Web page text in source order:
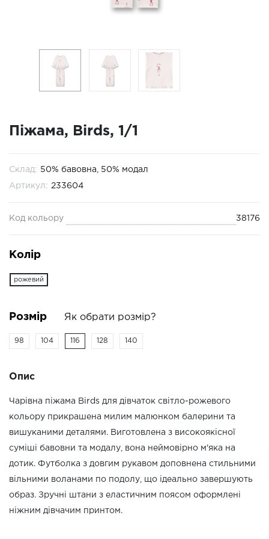
Піжама, Birds, 1/1
Склад: 50% бавовна, 50% модал
Артикул: 233604
Код кольору 38176
Колір
рожевий
Розмір Як обрати розмір?
98 104 116 128 140
Опис
Чарівна піжама Birds для дівчаток світло-рожевого
кольору прикрашена милим малюнком балерини та
вишуканими деталями. Виготовлена з високоякісної
суміші бавовни та модалу, вона неймовірно м'яка на
дотик. Футболка з довгим рукавом доповнена стильними
вільними воланами по подолу, що ідеально завершують
образ. Зручні штани з еластичним поясом оформлені
ніжним дівчачим принтом.